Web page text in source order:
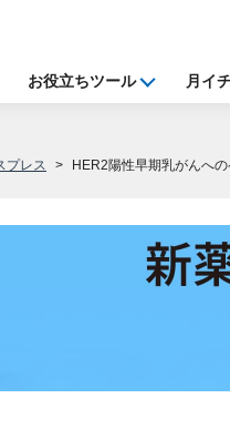
お役立ちツール 月イ
プレス HER2陽性早期乳がんへ